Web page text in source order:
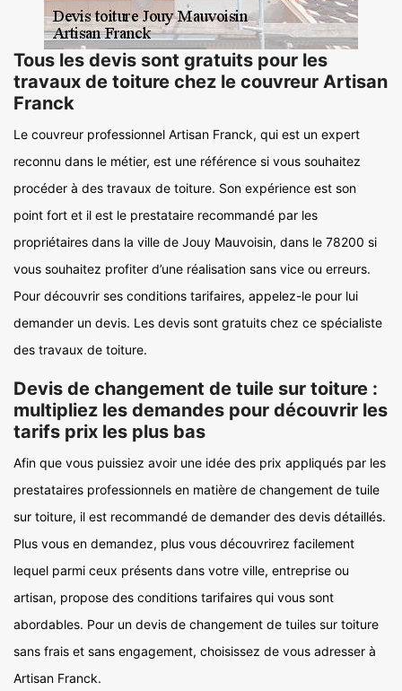
Tous les devis sont gratuits pour les
travaux de toiture chez le couvreur Artisan
Franck
Le couvreur professionnel Artisan Franck, qui est un expert
reconnu dans le métier, est une référence si vous souhaitez
procéder à des travaux de toiture. Son expérience est son
point fort et il est le prestataire recommandé par les
propriétaires dans la ville de Jouy Mauvoisin, dans le 78200 si
vous souhaitez profiter d’une réalisation sans vice ou erreurs.
Pour découvrir ses conditions tarifaires, appelez-le pour lui
demander un devis. Les devis sont gratuits chez ce spécialiste
des travaux de toiture.
Devis de changement de tuile sur toiture :
multipliez les demandes pour découvrir les
tarifs prix les plus bas
Afin que vous puissiez avoir une idée des prix appliqués par les
prestataires professionnels en matière de changement de tuile
sur toiture, il est recommandé de demander des devis détaillés.
Plus vous en demandez, plus vous découvrirez facilement
lequel parmi ceux présents dans votre ville, entreprise ou
artisan, propose des conditions tarifaires qui vous sont
abordables. Pour un devis de changement de tuiles sur toiture
sans frais et sans engagement, choisissez de vous adresser à
Artisan Franck.